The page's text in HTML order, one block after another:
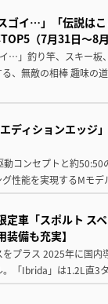
ゴイ…」「伝説は
（7月31日〜8月
」釣り竿、スキー板
、無敵の相棒 趣味の
ディションエッジ
コンセプトと約
性能を実現するMモ
定車「スポルト ス
備も充実】
プラス 2025年に国
。「Ibrida」は1.2L直3